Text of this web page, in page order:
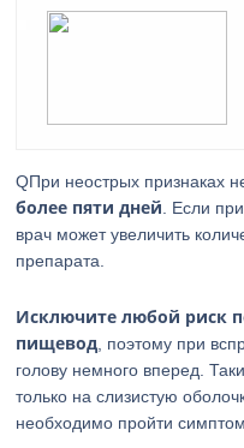
QПри неострых признаках
более пяти дней . Если
врач может увеличить
препарата.
Исключите любой риск
пищевод , поэтому при
голову немного вперед.
только на слизистую
необходимо пройти